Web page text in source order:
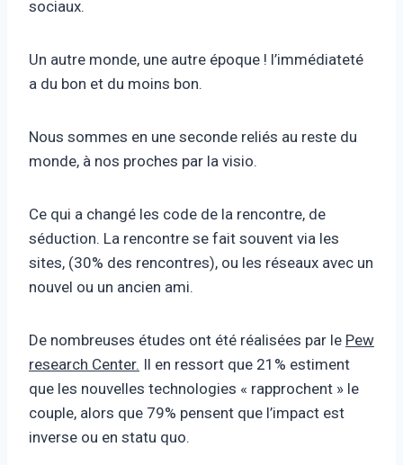
sociaux.
Un autre monde, une autre époque ! l’immédiateté
a du bon et du moins bon.
Nous sommes en une seconde reliés au reste du
monde, à nos proches par la visio.
Ce qui a changé les code de la rencontre, de
séduction. La rencontre se fait souvent via les
sites, (30% des rencontres), ou les réseaux avec un
nouvel ou un ancien ami.
De nombreuses études ont été réalisées par le Pew
research Center. Il en ressort que 21% estiment
que les nouvelles technologies « rapprochent » le
couple, alors que 79% pensent que l’impact est
inverse ou en statu quo.